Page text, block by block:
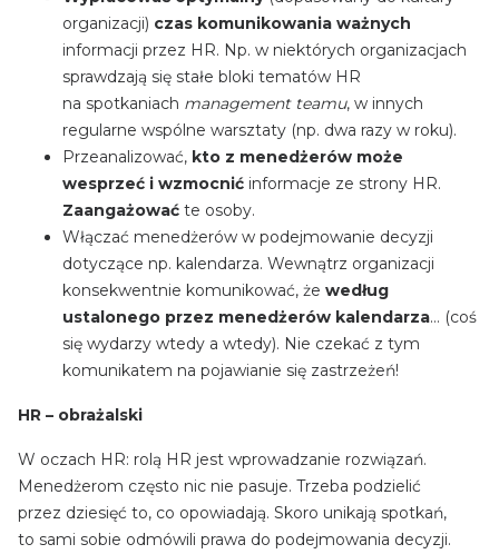
organizacji) czas komunikowania ważnych
informacji przez HR. Np. w niektórych organizacjach
sprawdzają się stałe bloki tematów HR
na spotkaniach management teamu, w innych
regularne wspólne warsztaty (np. dwa razy w roku).
Przeanalizować, kto z menedżerów może
wesprzeć i wzmocnić informacje ze strony HR.
Zaangażować te osoby.
Włączać menedżerów w podejmowanie decyzji
dotyczące np. kalendarza. Wewnątrz organizacji
konsekwentnie komunikować, że według
ustalonego przez menedżerów kalendarza… (coś
się wydarzy wtedy a wtedy). Nie czekać z tym
komunikatem na pojawianie się zastrzeżeń!
HR – obrażalski
W oczach HR: rolą HR jest wprowadzanie rozwiązań.
Menedżerom często nic nie pasuje. Trzeba podzielić
przez dziesięć to, co opowiadają. Skoro unikają spotkań,
to sami sobie odmówili prawa do podejmowania decyzji.